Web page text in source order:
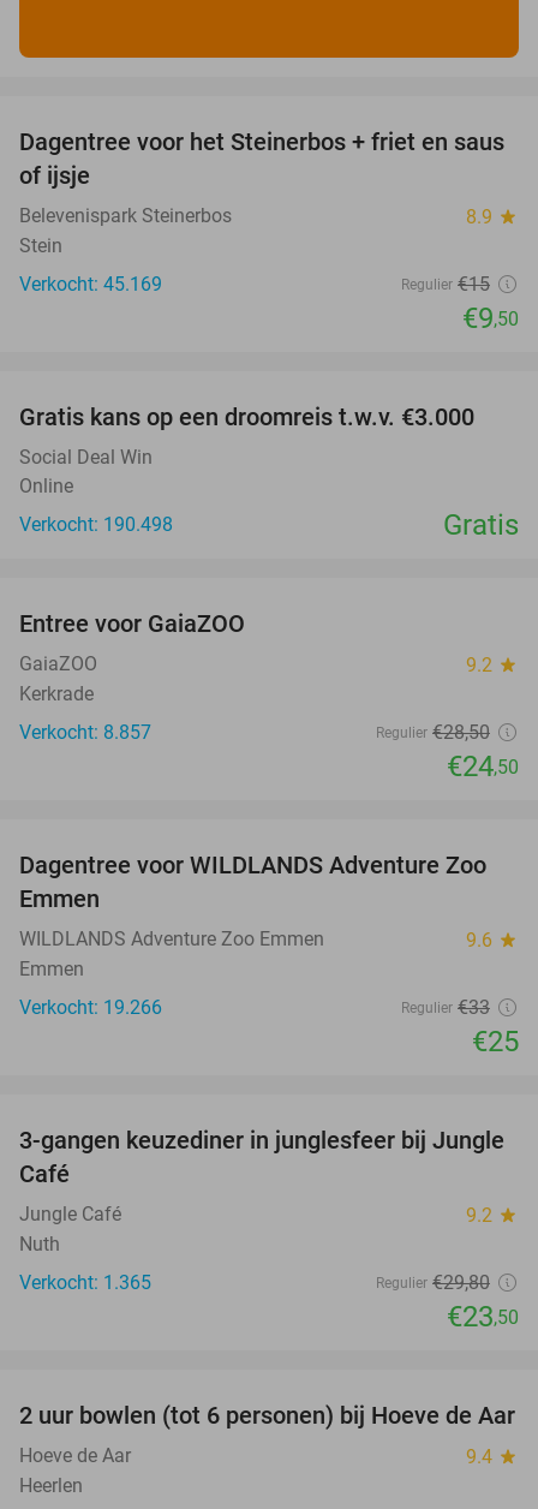
37%
Dagentree voor het Steinerbos + friet en saus
of ijsje
Belevenispark Steinerbos 8.9 star
Stein
Verkocht: 45.169
Regulier €15
€9,50
Gratis kans op een droomreis t.w.v. €3.000
Social Deal Win
Online
Verkocht: 190.498
Gratis
Entree voor GaiaZOO
GaiaZOO 9.2 star
Kerkrade
Verkocht: 8.857
Regulier €28,50
€24,50
24%
Dagentree voor WILDLANDS Adventure Zoo
Emmen
WILDLANDS Adventure Zoo Emmen 9.6 star
Emmen
Verkocht: 19.266
Regulier €33
€25
21%
3-gangen keuzediner in junglesfeer bij Jungle
Café
Jungle Café 9.2 star
Nuth
Verkocht: 1.365
Regulier €29,80
€23,50
50%
2 uur bowlen (tot 6 personen) bij Hoeve de Aar
Hoeve de Aar 9.4 star
Heerlen